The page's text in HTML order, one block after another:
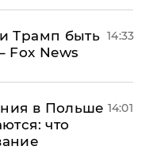
Трамп быть
Fox News
14:33
в Польше
что
14:01